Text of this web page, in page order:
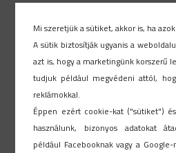
Search
Legutóbbi hírek
Mi szeretjük a sütiket, akkor is, ha
A sütik biztosítják ugyanis a
azt is, hogy a marketingünk korszerű
tudjuk például megvédeni attól,
reklámokkal.
Éppen ezért cookie-kat ("sütiket")
használunk, bizonyos adatokat
például Facebooknak vagy a